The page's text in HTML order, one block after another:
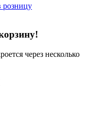
розницу
через несколько